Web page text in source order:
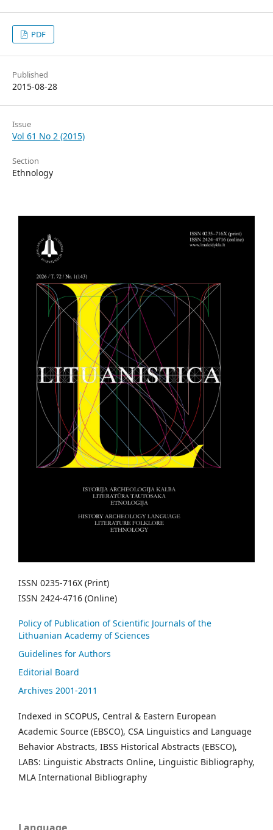
PDF
Published
2015-08-28
Issue
Vol 61 No 2 (2015)
Section
Ethnology
ISSN 0235-716X (Print)
ISSN 2424-4716 (Online)
Policy of Publication of Scientific Journals of the
Lithuanian Academy of Sciences
Guidelines for Authors
Editorial Board
Archives 2001-2011
Indexed in SCOPUS, Central & Eastern European
Academic Source (EBSCO), CSA Linguistics and Language
Behavior Abstracts, IBSS Historical Abstracts (EBSCO),
LABS: Linguistic Abstracts Online, Linguistic Bibliography,
MLA International Bibliography